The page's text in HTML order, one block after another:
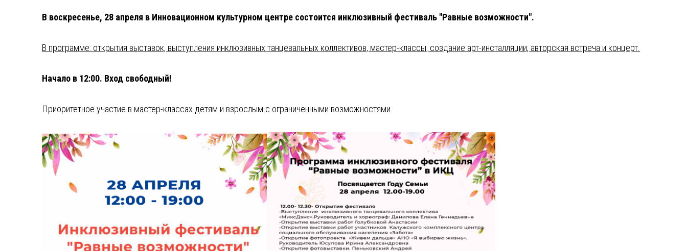
В воскресенье, 28 апреля в Инновационном культурном центре состоится инклюзивный фестиваль "Равные возможности".
⁣В программе: открытия выставок, выступления инклюзивных танцевальных коллективов, мастер-классы, создание арт-инсталляции, авторская встреча и концерт.
⁣Начало в 12:00. Вход свободный!
Приоритетное участие в мастер-классах детям и взрослым с ограниченными возможностями.